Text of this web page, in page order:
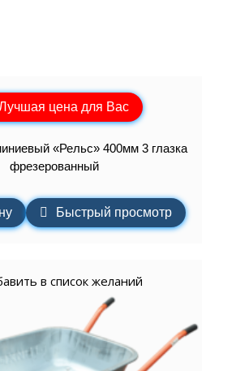
цена для Вас
«Рельс» 400мм 3 глазка
фрезерованный
Быстрый просмотр
в список желаний